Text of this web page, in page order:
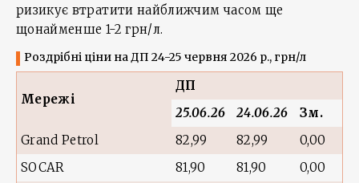
ризикує втратити найближчим часом ще
щонайменше 1-2 грн/л.
Роздрібні ціни на ДП 24-25 червня 2026 р., грн/л
Мережі
ДП
25.06.26
24.06.26
Зм.
Grand Petrol
82,99 82,99
0,00
SOCAR
81,90 81,90 0,00